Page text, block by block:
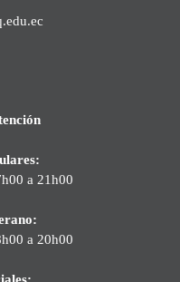
a 21h00
a 20h00